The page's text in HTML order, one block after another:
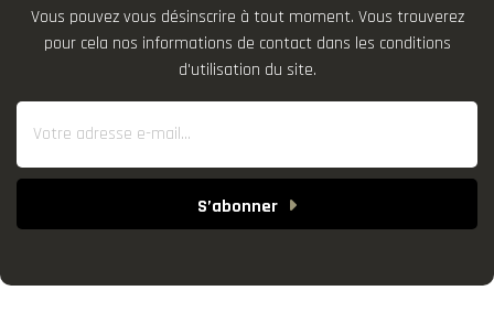
Vous pouvez vous désinscrire à tout moment. Vous trouverez
pour cela nos informations de contact dans les conditions
d'utilisation du site.
S’abonner